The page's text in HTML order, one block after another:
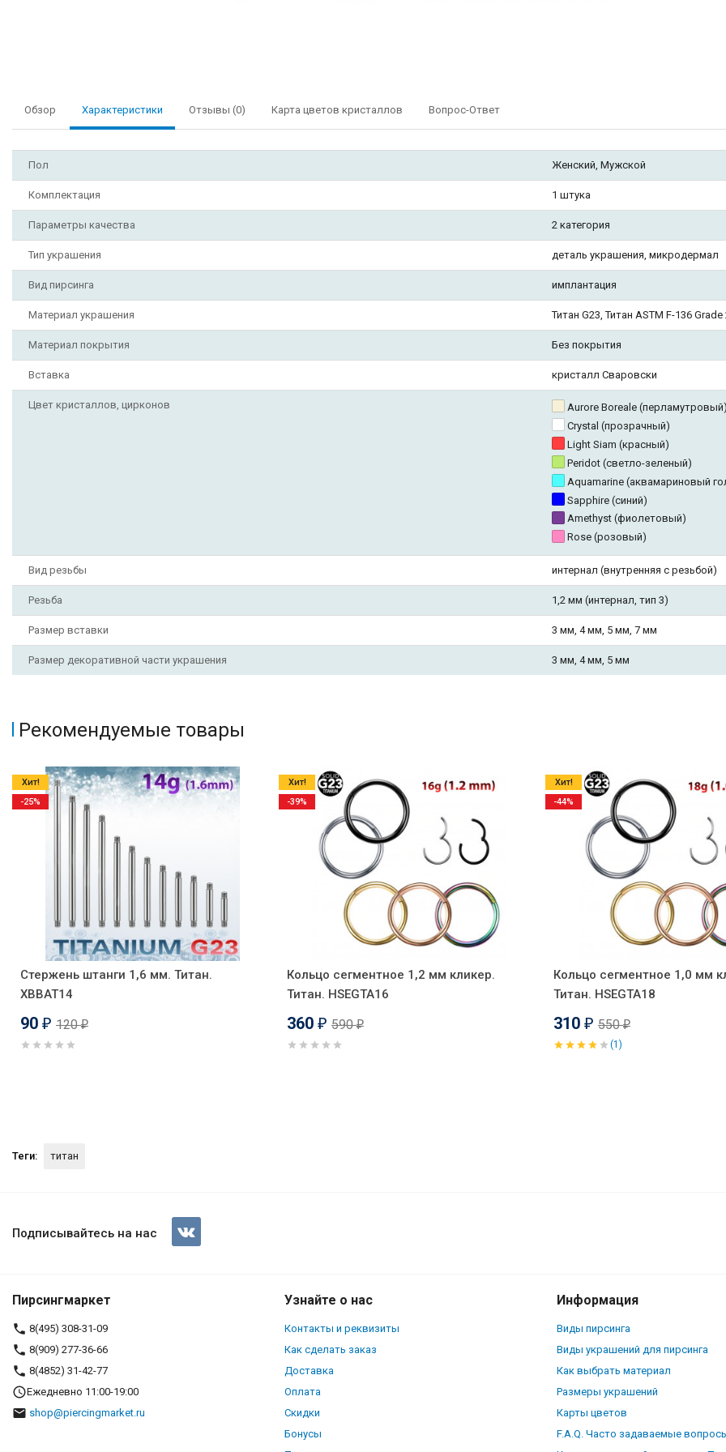
Обзор Характеристики Отзывы (0) Карта цветов кристаллов Вопрос-Ответ
Пол Женский, Мужской
Комплектация 1 штука
Параметры качества 2 категория
Тип украшения деталь украшения, микродермал
Вид пирсинга имплантация
Материал украшения Титан G23, Титан ASTM F-136 Grade
Материал покрытия Без покрытия
Вставка кристалл Сваровски
Цвет кристаллов, цирконов
Aurore Boreale (перламутровый)
Crystal (прозрачный)
Light Siam (красный)
Peridot (светло-зеленый)
Aquamarine (аквамариновый
Sapphire (синий)
Amethyst (фиолетовый)
Rose (розовый)
Вид резьбы интернал (внутренняя с резьбой)
Резьба 1,2 мм (интернал, тип 3)
Размер вставки 3 мм, 4 мм, 5 мм, 7 мм
Размер декоративной части украшения 3 мм, 4 мм, 5 мм
Рекомендуемые товары
Стержень штанги 1,6 мм. Титан.
XBBAT14
90 ₽ 120₽
Хит!
-25%
Кольцо сегментное 1,2 мм кликер.
Титан. HSEGTA16
360 ₽ 590₽
Хит!
-39%
Кольцо сегментное 1,0 мм
Титан. HSEGTA18
310 ₽ 550₽
(1)
Хит!
-44%
Теги: титан
Интернал-накрутка для микродермалов и пирсинга с стержнем 1,6
мм, кристалл. Титан. IJF563
Подписывайтесь на нас
Пирсингмаркет
8(495) 308-31-09
8(909) 277-36-66
8(4852) 31-42-77
Ежедневно 11:00-19:00
shop@piercingmarket.ru
Узнайте о нас
Контакты и реквизиты
Как сделать заказ
Доставка
Оплата
Скидки
Бонусы
Информация
Виды пирсинга
Виды украшений для пирсинга
Как выбрать материал
Размеры украшений
Карты цветов
F.A.Q. Часто задаваемые